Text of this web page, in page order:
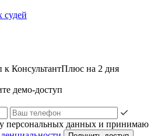
КонсультантПлюс на 2 дня
демо-доступ
персональных данных и принимаю